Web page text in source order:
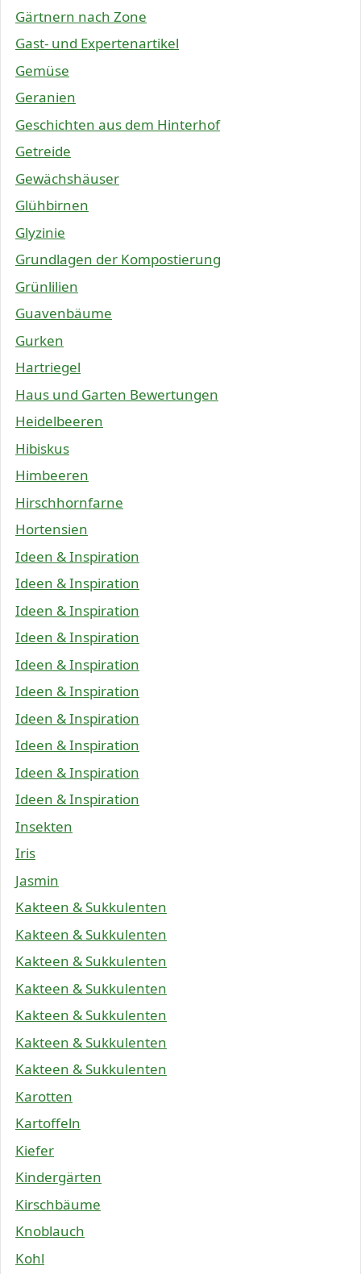
Gärtnern nach Zone
Gast- und Expertenartikel
Gemüse
Geranien
Geschichten aus dem Hinterhof
Getreide
Gewächshäuser
Glühbirnen
Glyzinie
Grundlagen der Kompostierung
Grünlilien
Guavenbäume
Gurken
Hartriegel
Haus und Garten Bewertungen
Heidelbeeren
Hibiskus
Himbeeren
Hirschhornfarne
Hortensien
Ideen & Inspiration
Ideen & Inspiration
Ideen & Inspiration
Ideen & Inspiration
Ideen & Inspiration
Ideen & Inspiration
Ideen & Inspiration
Ideen & Inspiration
Ideen & Inspiration
Ideen & Inspiration
Insekten
Iris
Jasmin
Kakteen & Sukkulenten
Kakteen & Sukkulenten
Kakteen & Sukkulenten
Kakteen & Sukkulenten
Kakteen & Sukkulenten
Kakteen & Sukkulenten
Kakteen & Sukkulenten
Karotten
Kartoffeln
Kiefer
Kindergärten
Kirschbäume
Knoblauch
Kohl